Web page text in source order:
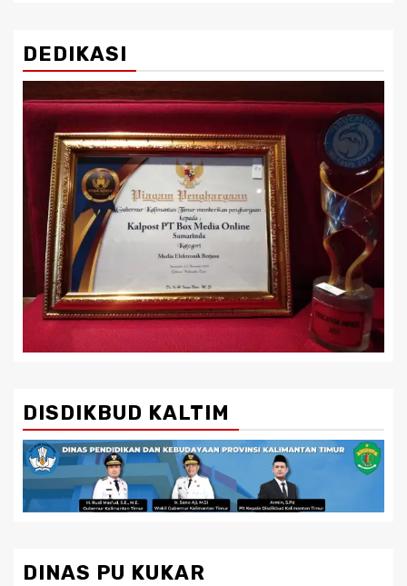
DEDIKASI
DISDIKBUD KALTIM
DINAS PU KUKAR